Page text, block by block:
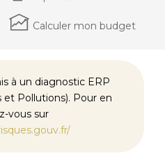
Calculer mon budget
à un diagnostic ERP
et Pollutions). Pour en
vous sur